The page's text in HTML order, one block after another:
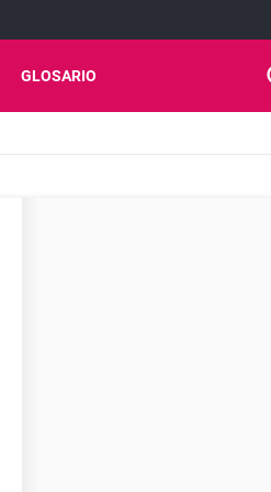
GLOSARIO